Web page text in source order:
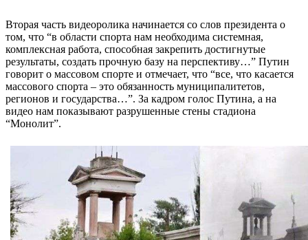
Вторая часть видеоролика начинается со слов президента о
том, что “в области спорта нам необходима системная,
комплексная работа, способная закрепить достигнутые
результаты, создать прочную базу на перспективу…” Путин
говорит о массовом спорте и отмечает, что “все, что касается
массового спорта – это обязанность муниципалитетов,
регионов и государства…”. За кадром голос Путина, а на
видео нам показывают разрушенные стены стадиона
“Монолит”.